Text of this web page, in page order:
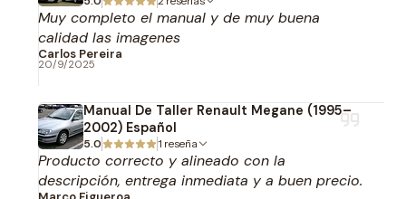
Muy completo el manual y de muy buena
calidad las imagenes
Carlos Pereira
20/9/2025
Manual De Taller Renault Megane (1995–
2002) Español
5.0 1 reseña
Producto correcto y alineado con la
descripción, entrega inmediata y a buen precio.